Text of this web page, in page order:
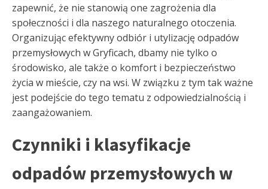
zapewnić, że nie stanowią one zagrożenia dla
społeczności i dla naszego naturalnego otoczenia.
Organizując efektywny odbiór i utylizację odpadów
przemysłowych w Gryficach, dbamy nie tylko o
środowisko, ale także o komfort i bezpieczeństwo
życia w mieście, czy na wsi. W związku z tym tak ważne
jest podejście do tego tematu z odpowiedzialnością i
zaangażowaniem.
Czynniki i klasyfikacje
odpadów przemysłowych w